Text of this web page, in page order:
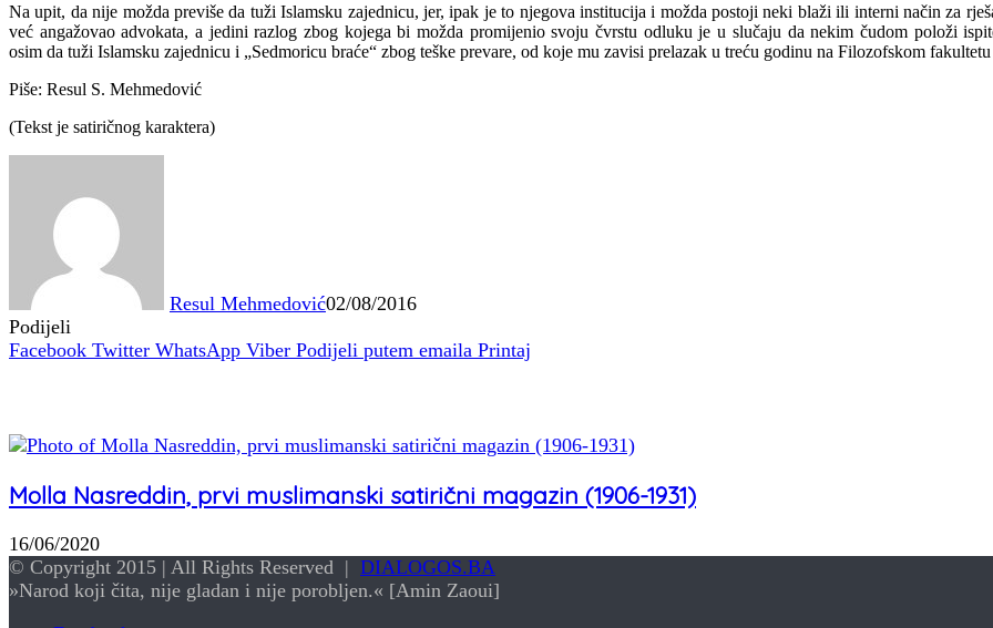
Na upit, da nije možda previše da tuži Islamsku zajednicu, jer, ipak je to njegova institucija i možda postoji neki blaži ili interni način za
već angažovao advokata, a jedini razlog zbog kojega bi možda promijenio svoju čvrstu odluku je u slučaju da nekim čudom položi
osim da tuži Islamsku zajednicu i „Sedmoricu braće“ zbog teške prevare, od koje mu zavisi prelazak u treću godinu na Filozofskom
Piše: Resul S. Mehmedović
(Tekst je satiričnog karaktera)
Resul Mehmedović02/08/2016
Podijeli
Facebook Twitter WhatsApp Viber Podijeli putem emaila Printaj
Molla Nasreddin, prvi muslimanski satirični magazin (1906-1931)
16/06/2020
© Copyright 2015 | All Rights Reserved | DIALOGOS.BA
»Narod koji čita, nije gladan i nije porobljen.« [Amin Zaoui]